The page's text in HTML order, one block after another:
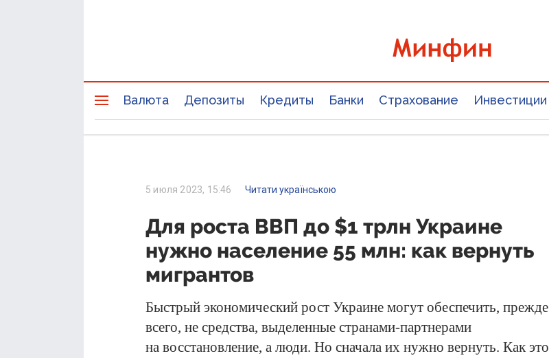
Валюта Депозиты Кредиты Банки Страхование Инвестиции
5 июля 2023, 15:46 Читати українською
Для роста ВВП до $1 трлн Украине
нужно население 55 млн: как вернуть
мигрантов
Быстрый экономический рост Украине могут обеспечить, прежде
всего, не средства, выделенные странами-партнерами
на восстановление, а люди. Но сначала их нужно вернуть. Как это